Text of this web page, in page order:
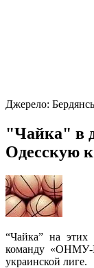
Джерело:
"Чайка" в
Одесскую
“Чайка” на
команду «ОНМУ-
украинской лиге.